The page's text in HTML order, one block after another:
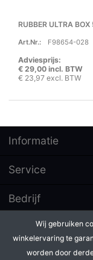
RUBBER ULTRA BOX
Art.Nr.: F98654-028
Adviesprijs:
€ 29,00 incl. BTW
€ 23,97 excl. BTW
Informatie
Service
Bedrijf
Abonneer op
* Alle prijzen excl. btw,
Wij gebruiken
winkelervaring te
worden door